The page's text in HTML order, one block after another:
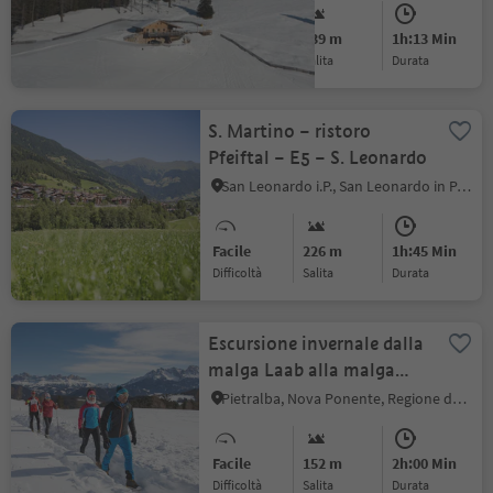
Facile
Difficoltà
239 m
Salita
1h:13 Min
durata
S. Martino – ristoro
Pfeiftal – E5 – S. Leonardo
San Leonardo i.P., San Leonardo in Passiria, Merano e dintorni
Facile
Difficoltà
226 m
Salita
1h:45 Min
durata
Escursione invernale dalla
malga Laab alla malga
Capanna Nuova
Pietralba, Nova Ponente, Regione dolomitica Val d'Ega
Facile
Difficoltà
152 m
Salita
2h:00 Min
durata